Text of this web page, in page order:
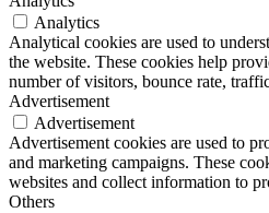
Analytics
Analytical cookies are used to
the website. These cookies help
number of visitors, bounce rate,
Advertisement
Advertisement
Advertisement cookies are used to
and marketing campaigns. These
websites and collect information to
Others